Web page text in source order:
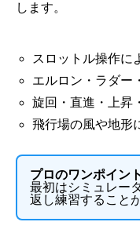
します。
スロットル操作に
エルロン・ラダー
旋回・直進・上昇
飛行場の風や地形
プロのワンポイント
最初はシミュレー
返し練習すること